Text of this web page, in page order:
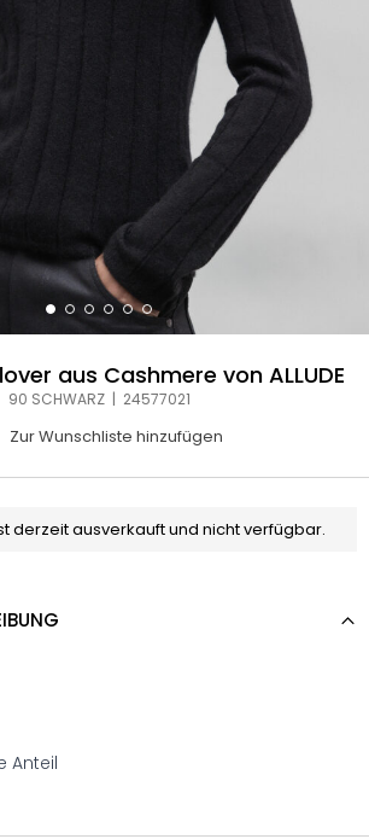
aus Cashmere von ALLUDE
90 SCHWARZ | 24577021
Zur Wunschliste hinzufügen
derzeit ausverkauft und nicht verfügbar.
Anteil